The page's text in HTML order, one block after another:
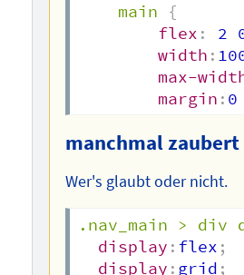
main
{
flex : 2
width :
max-
margin : 0
manchmal zaubert
Wer's glaubt oder nicht.
.nav_main > div
display : flex ;
display : grid ;